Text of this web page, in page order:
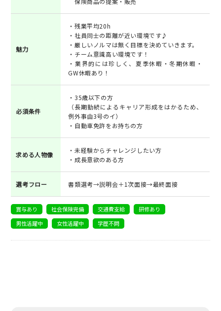
魅力
・残業平均20h
・社員同士の距離が近い環境です♪
・厳しいノルマは無く目標を決めていきます。
・チーム意識高い環境です！
・業界的には珍しく、夏季休暇・冬期休暇・
GW休暇あり！
必須条件
・35歳以下の方
（長期勤続によるキャリア形成をはかるため、
例外事由3号のイ）
・自動車免許をお持ちの方
求める人物像
・未経験からチャレンジしたい方
・成長意欲のある方
選考フロー 書類選考→説明会＋1次面接→最終面接
賞与あり 社会保険完備 交通費支給
研修あり
男性活躍中
女性活躍中 学歴不問